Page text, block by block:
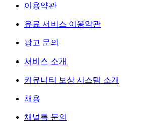
이용약관
유료 서비스 이용약관
광고 문의
서비스 소개
커뮤니티 보상 시스템 소개
채용
채널톡 문의